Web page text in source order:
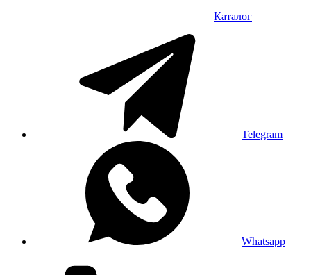
Каталог
Telegram
Whatsapp